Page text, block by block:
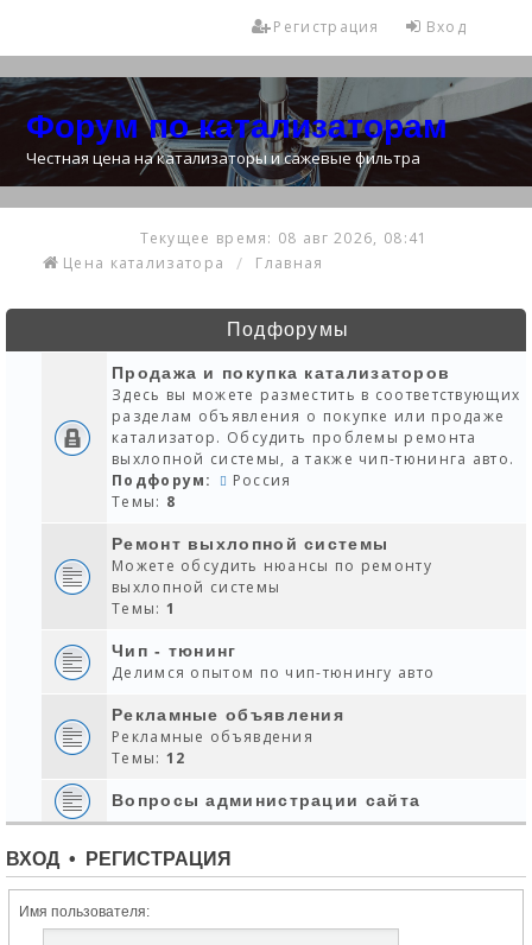
Вход
Регистрация
Форум по катализаторам
Честная цена на катализаторы и сажевые фильтра
Текущее время: 08 авг 2026, 08:41
Цена катализатора
Главная
Подфорумы
Продажа и покупка катализаторов
Здесь вы можете разместить в соответствующих
разделам объявления о покупке или продаже
катализатор. Обсудить проблемы ремонта
выхлопной системы, а также чип-тюнинга авто.
Подфорум:
Россия
Темы: 8
Ремонт выхлопной системы
Можете обсудить нюансы по ремонту
выхлопной системы
Темы: 1
Чип - тюнинг
Делимся опытом по чип-тюнингу авто
Рекламные объявления
Рекламные объявдения
Темы: 12
Вопросы администрации сайта
ВХОД • РЕГИСТРАЦИЯ
Имя пользователя: